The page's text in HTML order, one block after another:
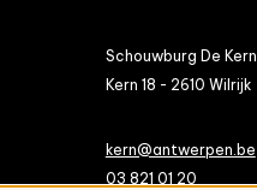
Schouwburg De Kern
Kern 18 - 2610 Wilrijk
kern@antwerpen.be
03 821 01 20